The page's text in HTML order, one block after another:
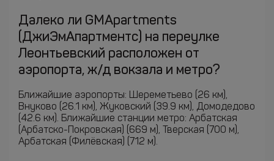
Далеко ли GMApartments
(ДжиЭмАпартментс) на переулке
Леонтьевский расположен от
аэропорта, ж/д вокзала и метро?
Ближайшие аэропорты: Шереметьево (26 км),
Внуково (26.1 км), Жуковский (39.9 км), Домодедово
(42.6 км). Ближайшие станции метро: Арбатская
(Арбатско-Покровская) (669 м), Тверская (700 м),
Арбатская (Филёвская) (712 м).